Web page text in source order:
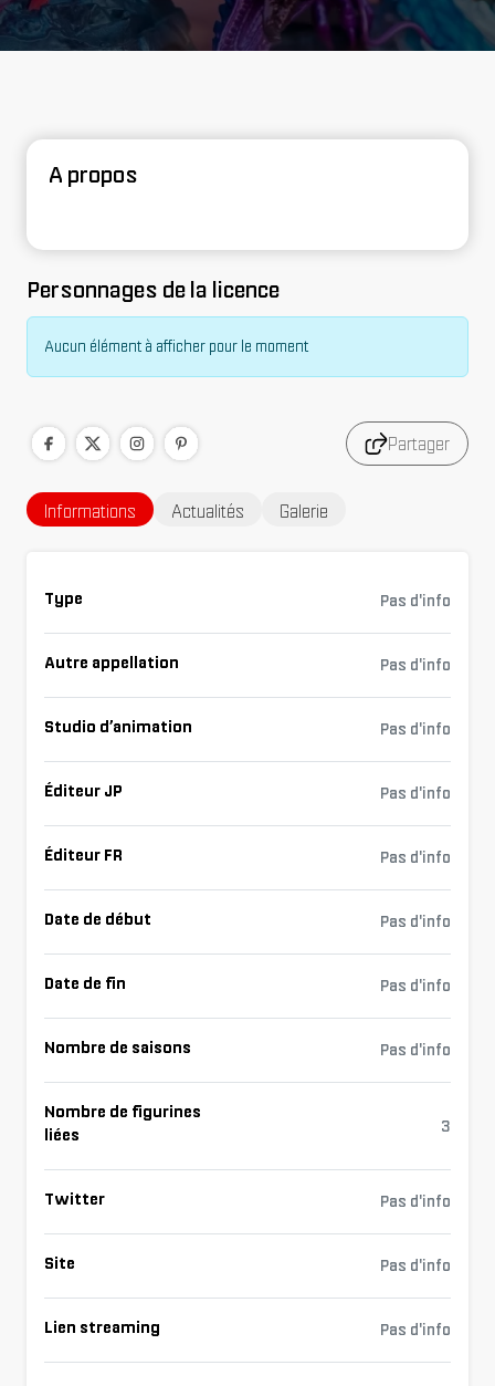
A propos
Personnages de la licence
Aucun élément à afficher pour le moment
Partager
Informations Actualités Galerie
Type Pas d'info
Autre appellation Pas d'info
Studio d’animation Pas d'info
Éditeur JP Pas d'info
Éditeur FR Pas d'info
Date de début Pas d'info
Date de fin Pas d'info
Nombre de saisons Pas d'info
Nombre de figurines
liées
3
Twitter Pas d'info
Site Pas d'info
Lien streaming Pas d'info